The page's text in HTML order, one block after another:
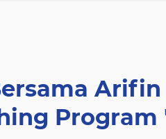
Program